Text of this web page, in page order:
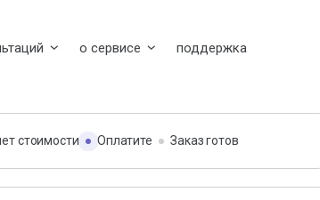
о сервисе поддержка
стоимости Оплатите Заказ готов